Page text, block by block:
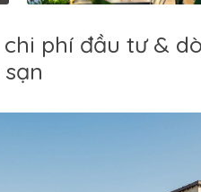
phí đầu tư &